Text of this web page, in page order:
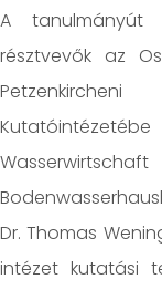
A tanulmányút
résztvevők az
Dr. Thomas
intézet kutatási